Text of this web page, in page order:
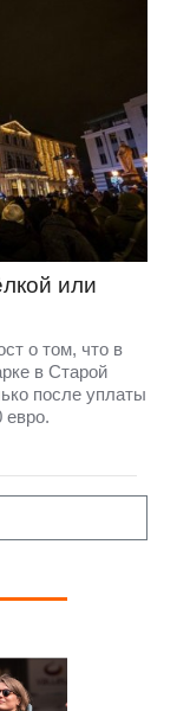
или
о том, что в
в Старой
после уплаты
евро.